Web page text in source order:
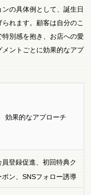
の具体例として、誕生日
れます。顧客は自分のこ
別感を抱き、お店への愛
ントごとに効果的なアプ
効果的なアプローチ
員登録促進、初回特典ク
ポン、SNSフォロー誘導